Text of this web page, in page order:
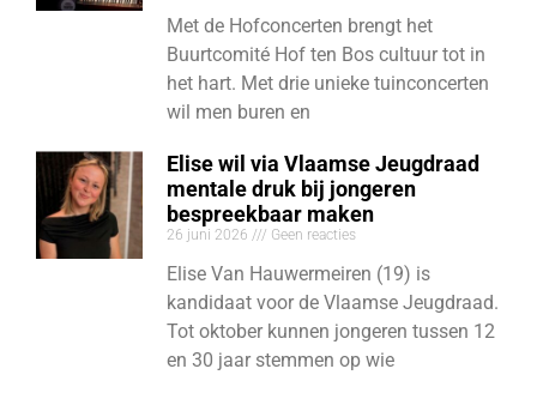
Met de Hofconcerten brengt het
Buurtcomité Hof ten Bos cultuur tot in
het hart. Met drie unieke tuinconcerten
wil men buren en
Elise wil via Vlaamse Jeugdraad
mentale druk bij jongeren
bespreekbaar maken
26 juni 2026 Geen reacties
Elise Van Hauwermeiren (19) is
kandidaat voor de Vlaamse Jeugdraad.
Tot oktober kunnen jongeren tussen 12
en 30 jaar stemmen op wie